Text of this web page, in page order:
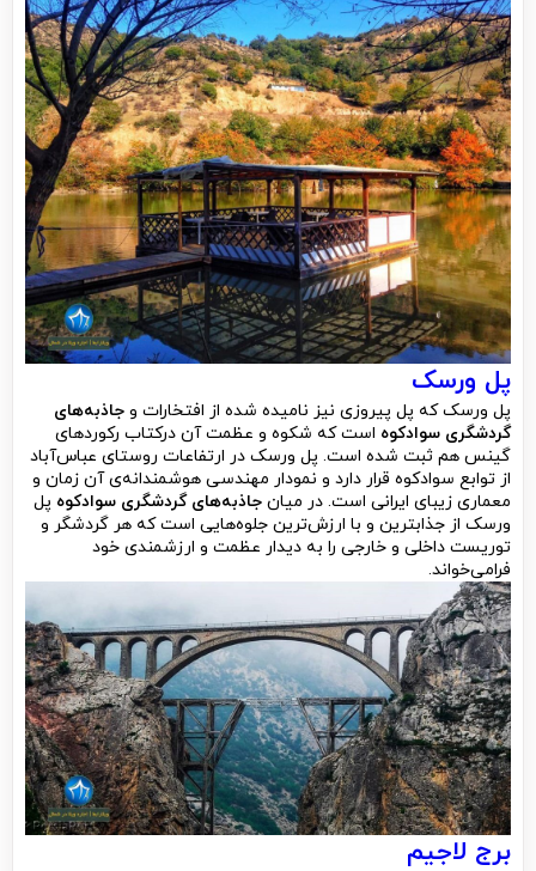
پل ورسک
پل ورسک که پل پیروزی نیز نامیده شده از افتخارات و جاذبه‌های
گردشگری سوادکوه است که شکوه و عظمت آن درکتاب رکوردهای
گینس هم ثبت شده است. پل ورسک در ارتفاعات روستای عباس‌‌آباد
از توابع سوادکوه قرار دارد و نمودار مهندسی هوشمندانه‌ی آن زمان و
معماری زیبای ایرانی است. در میان جاذبه‌های گردشگری سوادکوه پل
ورسک از جذابترین و با ارزش‌ترین جلو‌‌ه‌هایی است که هر گردشگر و
توریست داخلی و خارجی را به دیدار عظمت و ارزشمندی خود
فرامی‌خواند.
برج لاجیم